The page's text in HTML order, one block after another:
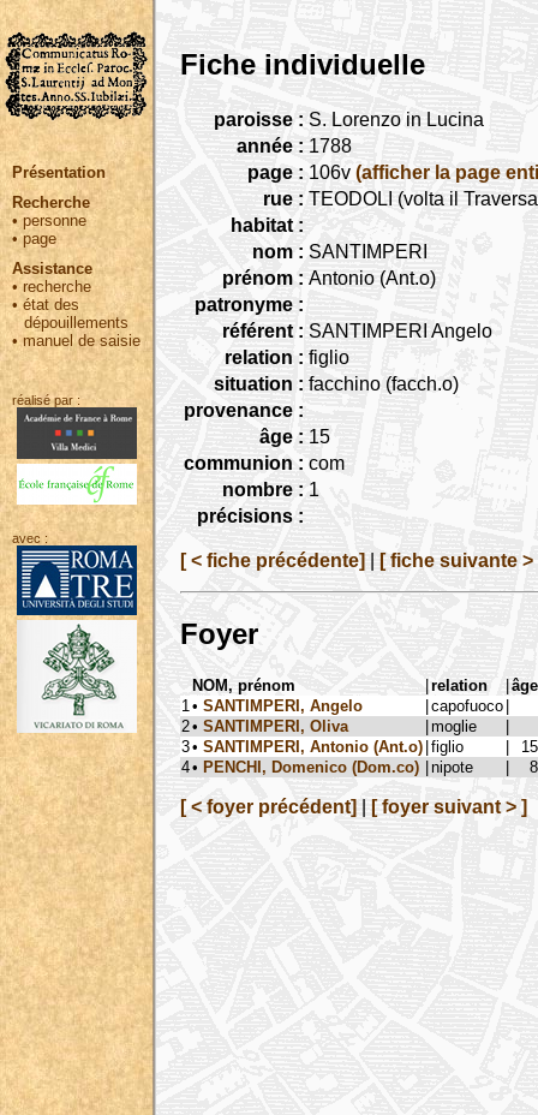
Présentation
Recherche
• personne
•page
Assistance
• recherche
•état des
dépouillements
•manuel de saisie
réalisé par :
avec :
Fiche individuelle
paroisse : S. Lorenzo in Lucina
année : 1788
page : 106v (afficher la page
rue : TEODOLI (volta il
habitat :
nom : SANTIMPERI
prénom : Antonio (Ant.o)
patronyme :
référent : SANTIMPERI Angelo
relation : figlio
situation : facchino (facch.o)
provenance :
âge : 15
communion : com
nombre : 1
précisions :
[ < fiche précédente] [ fiche suivante >
Foyer
NOM, prénom |relation |âge
1 • SANTIMPERI, Angelo |capofuoco |
2• SANTIMPERI, Oliva |moglie
|
3• SANTIMPERI, Antonio (Ant.o) |figlio |
15
4• PENCHI, Domenico (Dom.co) |nipote | 8
[ < foyer précédent] [ foyer suivant > ]